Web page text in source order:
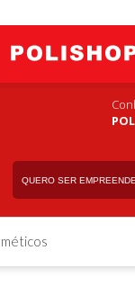
QUERO SER